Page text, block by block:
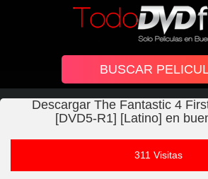
Descargar The Fantastic 4
[DVD5-R1] [Latino] en
311 Visitas